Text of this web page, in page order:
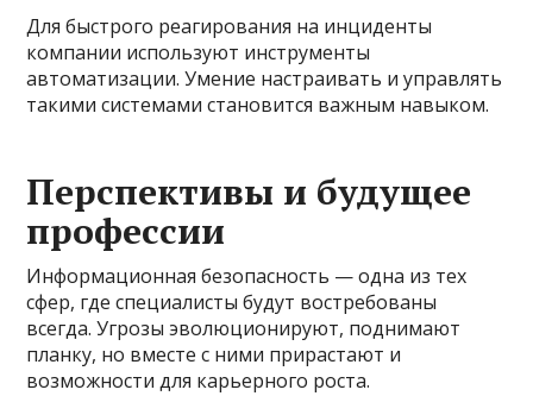
Для быстрого реагирования на инциденты
компании используют инструменты
автоматизации. Умение настраивать и управлять
такими системами становится важным навыком.
Перспективы и будущее
профессии
Информационная безопасность — одна из тех
сфер, где специалисты будут востребованы
всегда. Угрозы эволюционируют, поднимают
планку, но вместе с ними прирастают и
возможности для карьерного роста.